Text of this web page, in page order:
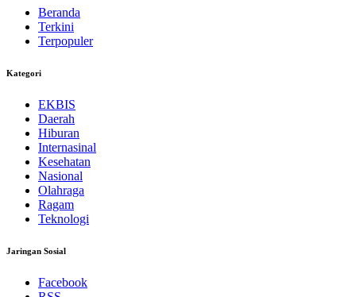
Beranda
Terkini
Terpopuler
Kategori
EKBIS
Daerah
Hiburan
Internasinal
Kesehatan
Nasional
Olahraga
Ragam
Teknologi
Jaringan Sosial
Facebook